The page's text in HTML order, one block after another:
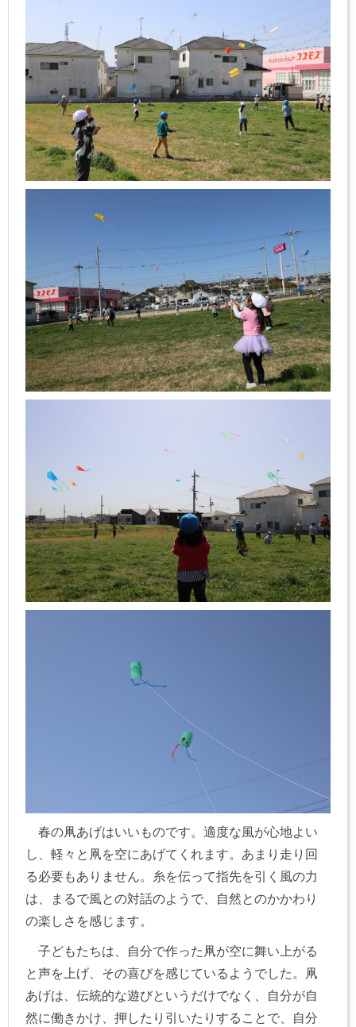
春の凧あげはいいものです。適度な風が心地よい
し、軽々と凧を空にあげてくれます。あまり走り回
る必要もありません。糸を伝って指先を引く風の力
は、まるで風との対話のようで、自然とのかかわり
の楽しさを感じます。
子どもたちは、自分で作った凧が空に舞い上がる
と声を上げ、その喜びを感じているようでした。凧
あげは、伝統的な遊びというだけでなく、自分が自
然に働きかけ、押したり引いたりすることで、自分